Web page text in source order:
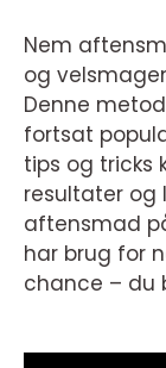
Nem
og
Denne
fortsat
tips og tricks
resultater og
aftensmad
har brug for
chance – du